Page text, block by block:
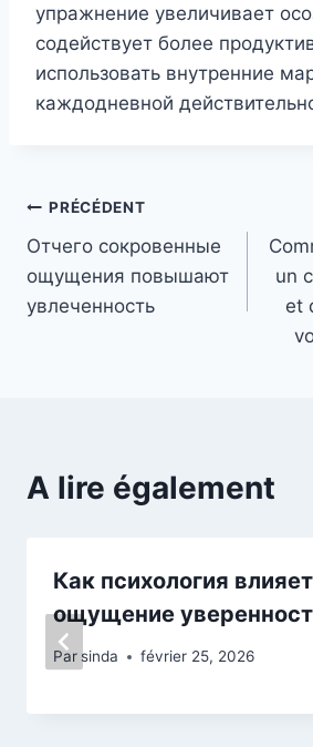
упражнение увеличивает
содействует более
использовать внутренние
каждодневной
Navigation
de
l’article
PRÉCÉDENT
Отчего сокровенные
ощущения повышают
увлеченность
un
et
A lire également
Как психология
ощущение
Par sinda février 25, 2026